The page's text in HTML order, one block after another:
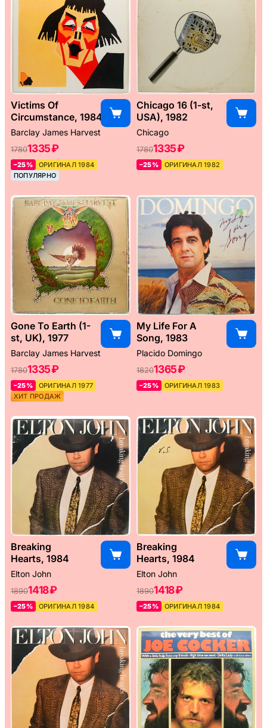
Victims Of
Circumstance, 1984
Barclay James Harvest
17801335 ₽
–25%
ОРИГИНАЛ 1984
ПОПУЛЯРНО
Chicago 16 (1-st,
USA), 1982
Chicago
17801335 ₽
–25% ОРИГИНАЛ 1982
Gone To Earth (1-
st, UK), 1977
Barclay James Harvest
17801335 ₽
–25%
ОРИГИНАЛ 1977
ХИТ ПРОДАЖ
My Life For A
Song, 1983
Placido Domingo
18201365 ₽
–25% ОРИГИНАЛ 1983
Breaking
Hearts, 1984
Elton John
18901418 ₽
–25% ОРИГИНАЛ 1984
Breaking
Hearts, 1984
Elton John
18901418 ₽
–25% ОРИГИНАЛ 1984